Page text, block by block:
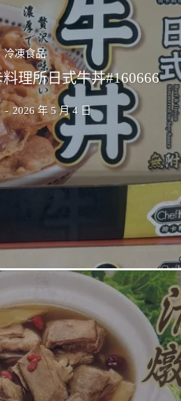
冷凍食品
理所日式牛丼#160666
- 2026 年 5 月 4 日